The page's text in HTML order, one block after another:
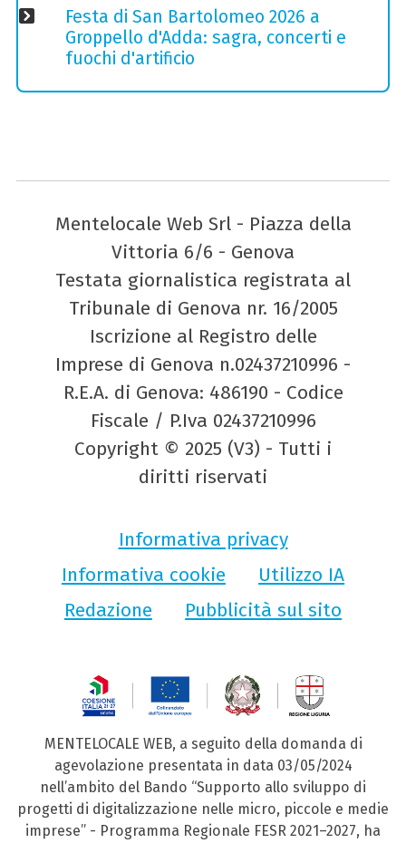
Festa di San Bartolomeo 2026 a
Groppello d'Adda: sagra, concerti e
fuochi d'artificio
Mentelocale Web Srl - Piazza della
Vittoria 6/6 - Genova
Testata giornalistica registrata al
Tribunale di Genova nr. 16/2005
Iscrizione al Registro delle
Imprese di Genova n.02437210996 -
R.E.A. di Genova: 486190 - Codice
Fiscale / P.Iva 02437210996
Copyright © 2025 (V3) - Tutti i
diritti riservati
Informativa privacy
Informativa cookie
Utilizzo IA
Redazione
Pubblicità sul sito
MENTELOCALE WEB, a seguito della domanda di
agevolazione presentata in data 03/05/2024
nell’ambito del Bando “Supporto allo sviluppo di
progetti di digitalizzazione nelle micro, piccole e medie
imprese” - Programma Regionale FESR 2021–2027, ha